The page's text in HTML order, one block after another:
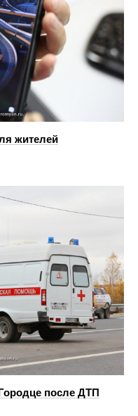
жителей
после ДТП